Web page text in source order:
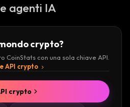
agenti IA
crypto?
CoinStats con una sola chiave API.
API crypto
crypto